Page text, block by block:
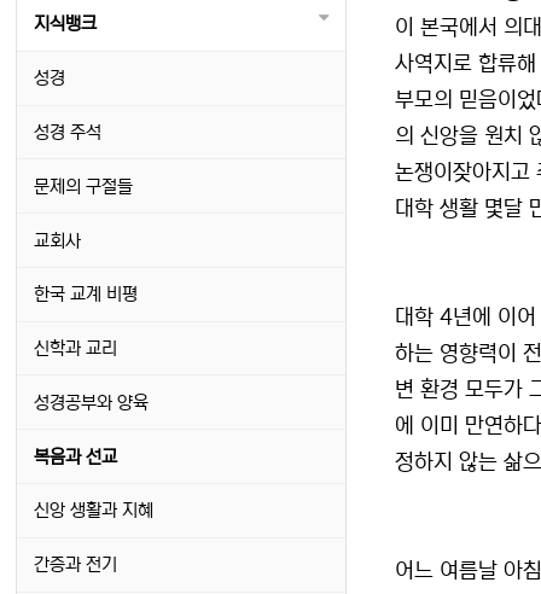
이 본국에서 의
사역지로 합류
부모의 믿음이
의 신앙을 원치
논쟁이잦아지고
대학 생활 몇달
대학 4년에 이
하는 영향력이
변 환경 모두가
에 이미 만연하
정하지 않는 삶
어느 여름날 아
지식뱅크
성경
성경 주석
문제의 구절들
교회사
한국 교계 비평
신학과 교리
성경공부와 양육
복음과 선교
신앙 생활과 지혜
간증과 전기